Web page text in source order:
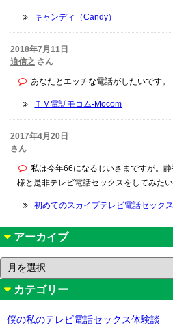
キャンディ（Candy）
2018年7月11日
迫信之 さん
あなたとエッチな電話がしたいです。
ＴＶ電話モコム-Mocom
2017年4月20日
さん
私は今年66になるじいさまですが。
様と是非テレビ電話セックスをしてみたい
初めてのスカイプテレビ電話セックス
アーカイブ
ー
カ
ブ
カテゴリー
僕の私のテレビ電話セックス体験談